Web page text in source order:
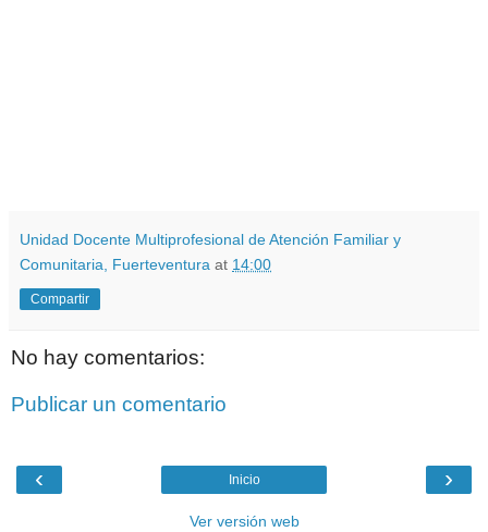
Unidad Docente Multiprofesional de Atención Familiar y
Comunitaria, Fuerteventura at 14:00
Compartir
No hay comentarios:
Publicar un comentario
‹ ›
Inicio
Ver versión web